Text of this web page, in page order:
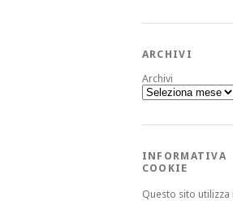
ARCHIVI
Archivi
INFORMATIVA
COOKIE
Questo sito utilizza i